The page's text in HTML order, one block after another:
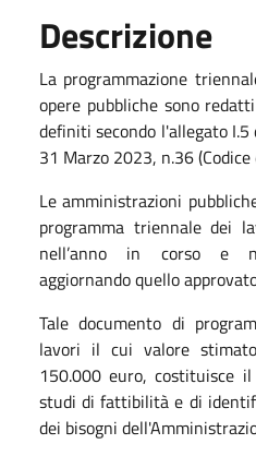
Descrizione
La programmazione
opere pubbliche sono
definiti secondo l'allegato
31 Marzo 2023, n.36
Le amministrazioni
programma triennale dei
nell’anno in corso e
aggiornando quello
Tale documento di
lavori il cui valore
150.000 euro, costituisce
studi di fattibilità e di
dei bisogni